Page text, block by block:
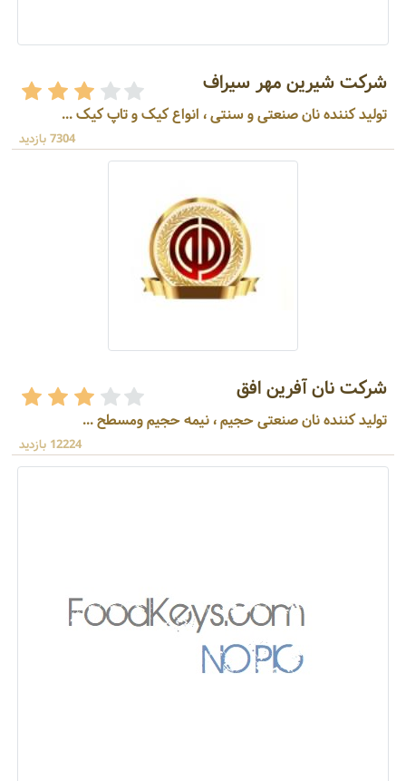
شرکت شیرین مهر سیراف
تولید کننده نان صنعتی و سنتی ، انواع کیک و تاپ کیک ...
7304 بازدید
شرکت نان آفرین افق
تولید کننده نان صنعتی حجیم ، نیمه حجیم ومسطح ...
12224 بازدید